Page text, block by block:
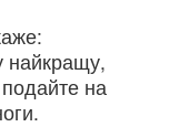
найкращу,
подайте на